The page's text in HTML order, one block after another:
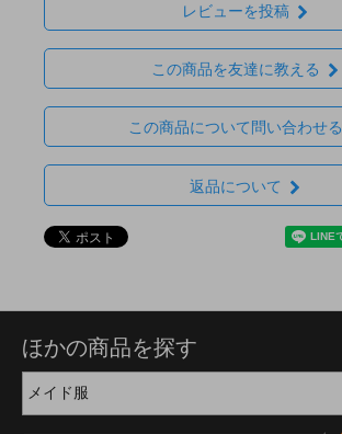
レビューを投稿
この商品を友達に教える
この商品について問い合わせる
返品について
ほかの商品を探す